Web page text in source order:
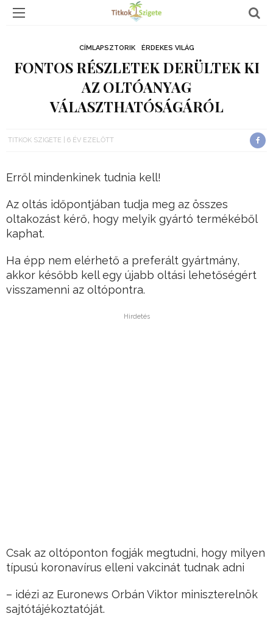
CÍMLAPSZTORIK ÉRDEKES VILÁG
FONTOS RÉSZLETEK DERÜLTEK KI
AZ OLTÓANYAG
VÁLASZTHATÓSÁGÁRÓL
TITKOK SZIGETE 6 ÉV EZELŐTT
Erről mindenkinek tudnia kell!
Az oltás időpontjában tudja meg az összes
oltakozást kérő, hogy melyik gyártó termékéből
kaphat.
Ha épp nem elérhető a preferált gyártmány,
akkor később kell egy újabb oltási lehetőségért
visszamenni az oltópontra.
Hirdetés
Csak az oltóponton fogják megtudni, hogy milyen
típusú koronavírus elleni vakcinát tudnak adni
– idézi az Euronews Orbán Viktor miniszterelnök
sajtótájékoztatóját.